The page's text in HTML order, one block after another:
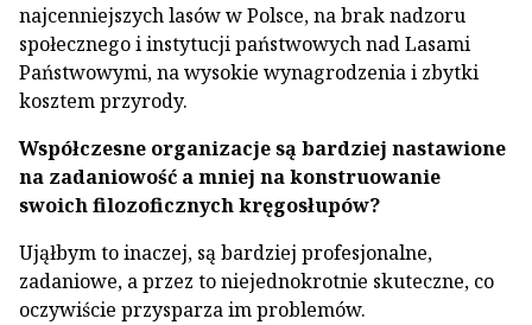
najcenniejszych lasów w Polsce, na brak nadzoru
społecznego i instytucji państwowych nad Lasami
Państwowymi, na wysokie wynagrodzenia i zbytki
kosztem przyrody.
Współczesne organizacje są bardziej nastawione
na zadaniowość a mniej na konstruowanie
swoich filozoficznych kręgosłupów?
Ująłbym to inaczej, są bardziej profesjonalne,
zadaniowe, a przez to niejednokrotnie skuteczne, co
oczywiście przysparza im problemów.